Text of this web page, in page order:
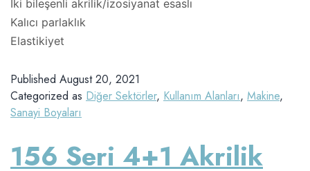
İki bileşenli akrilik/izosiyanat esaslı
Kalıcı parlaklık
Elastikiyet
Published August 20, 2021
Categorized as Diğer Sektörler, Kullanım Alanları, Makine,
Sanayi Boyaları
156 Seri 4+1 Akrilik